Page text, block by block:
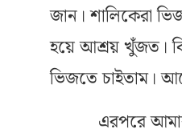
জান। শালিকেরা
হয়ে আশ্রয় খুঁজত।
ভিজতে চাইতাম।
এরপরে আমার